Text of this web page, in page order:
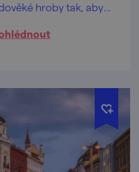
hroby tak, aby